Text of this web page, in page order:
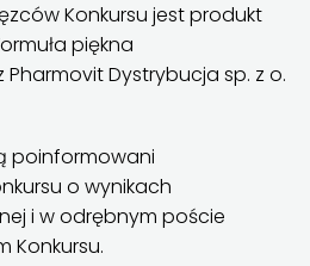
Konkursu jest produkt
piękna
Dystrybucja sp. z o.
poinformowani
o wynikach
i w odrębnym poście
Konkursu.